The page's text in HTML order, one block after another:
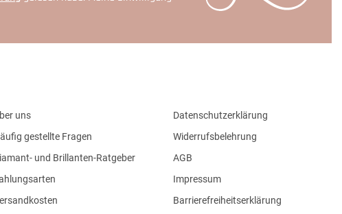
uns
gestellte Fragen
und Brillanten-Ratgeber
Datenschutzerklärung
Widerrufsbelehrung
AGB
Impressum
Barrierefreiheitserklärung